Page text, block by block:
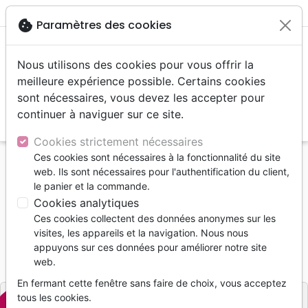
menu
Accueil Musique
Noël, Musique de fête
Heritage - Christmas Hymns CD
Heritage - Christmas Hymns CD
DEMREY S. & LAHAIE J.
RéférenceCIME3292 EAN0629048232923
Editeur CIME MUSIQUE
cookie Paramètres des cookies
Nous utilisons des cookies pour vous offrir la
meilleure expérience possible. Certains cookies
sont nécessaires, vous devez les accepter pour
continuer à naviguer sur ce site.
Cookies strictement nécessaires
Ces cookies sont nécessaires à la fonctionnalité du site
web. Ils sont nécessaires pour l'authentification du client,
le panier et la commande.
Cookies analytiques
Ces cookies collectent des données anonymes sur les
visites, les appareils et la navigation. Nous nous
appuyons sur ces données pour améliorer notre site
web.
En fermant cette fenêtre sans faire de choix, vous acceptez
tous les cookies.